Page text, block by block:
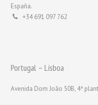
España.
+34 691 097 762
Portugal – Lisboa
Avenida Dom João 50B, 4ª